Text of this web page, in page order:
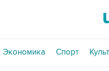
Экономика Спорт